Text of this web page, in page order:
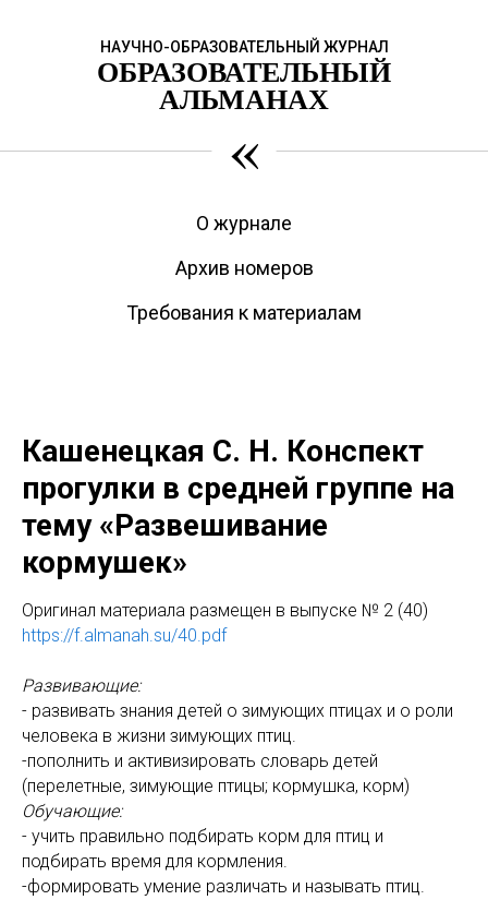
НАУЧНО-ОБРАЗОВАТЕЛЬНЫЙ ЖУРНАЛ
ОБРАЗОВАТЕЛЬНЫЙ
АЛЬМАНАХ
«
О журнале
Архив номеров
Требования к материалам
Кашенецкая С. Н. Конспект
прогулки в средней группе на
тему «Развешивание
кормушек»
Оригинал материала размещен в выпуске № 2 (40)
https://f.almanah.su/40.pdf
Развивающие:
- развивать знания детей о зимующих птицах и о роли
человека в жизни зимующих птиц.
-пополнить и активизировать словарь детей
(перелетные, зимующие птицы; кормушка, корм)
Обучающие:
- учить правильно подбирать корм для птиц и
подбирать время для кормления.
-формировать умение различать и называть птиц.